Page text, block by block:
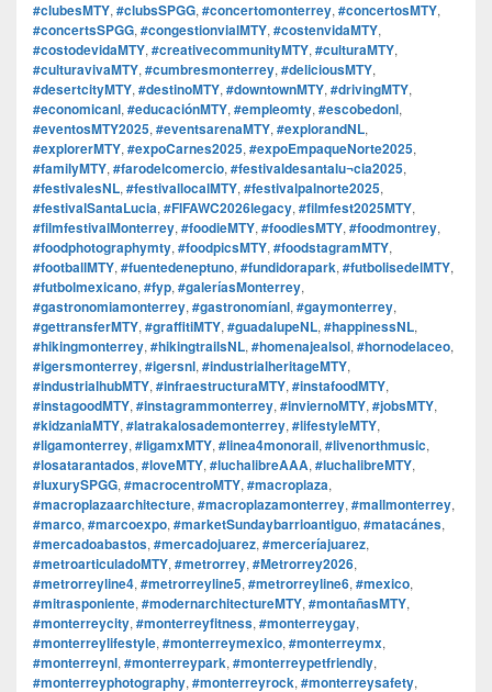
#clubesMTY, #clubsSPGG, #concertomonterrey, #concertosMTY,
#concertsSPGG, #congestionvialMTY, #costenvidaMTY,
#costodevidaMTY, #creativecommunityMTY, #culturaMTY,
#culturavivaMTY, #cumbresmonterrey, #deliciousMTY,
#desertcityMTY, #destinoMTY, #downtownMTY, #drivingMTY,
#economicanl, #educaciónMTY, #empleomty, #escobedonl,
#eventosMTY2025, #eventsarenaMTY, #explorandNL,
#explorerMTY, #expoCarnes2025, #expoEmpaqueNorte2025,
#familyMTY, #farodelcomercio, #festivaldesantalu¬cia2025,
#festivalesNL, #festivallocalMTY, #festivalpalnorte2025,
#festivalSantaLucia, #FIFAWC2026legacy, #filmfest2025MTY,
#filmfestivalMonterrey, #foodieMTY, #foodiesMTY, #foodmontrey,
#foodphotographymty, #foodpicsMTY, #foodstagramMTY,
#footballMTY, #fuentedeneptuno, #fundidorapark, #futbolisedelMTY,
#futbolmexicano, #fyp, #galeríasMonterrey,
#gastronomiamonterrey, #gastronomíanl, #gaymonterrey,
#gettransferMTY, #graffitiMTY, #guadalupeNL, #happinessNL,
#hikingmonterrey, #hikingtrailsNL, #homenajealsol, #hornodelaceo,
#igersmonterrey, #igersnl, #industrialheritageMTY,
#industrialhubMTY, #infraestructuraMTY, #instafoodMTY,
#instagoodMTY, #instagrammonterrey, #inviernoMTY, #jobsMTY,
#kidzaniaMTY, #latrakalosademonterrey, #lifestyleMTY,
#ligamonterrey, #ligamxMTY, #linea4monorail, #livenorthmusic,
#losatarantados, #loveMTY, #luchalibreAAA, #luchalibreMTY,
#luxurySPGG, #macrocentroMTY, #macroplaza,
#macroplazaarchitecture, #macroplazamonterrey, #mallmonterrey,
#marco, #marcoexpo, #marketSundaybarrioantiguo, #matacánes,
#mercadoabastos, #mercadojuarez, #merceríajuarez,
#metroarticuladoMTY, #metrorrey, #Metrorrey2026,
#metrorreyline4, #metrorreyline5, #metrorreyline6, #mexico,
#mitrasponiente, #modernarchitectureMTY, #montañasMTY,
#monterreycity, #monterreyfitness, #monterreygay,
#monterreylifestyle, #monterreymexico, #monterreymx,
#monterreynl, #monterreypark, #monterreypetfriendly,
#monterreyphotography, #monterreyrock, #monterreysafety,